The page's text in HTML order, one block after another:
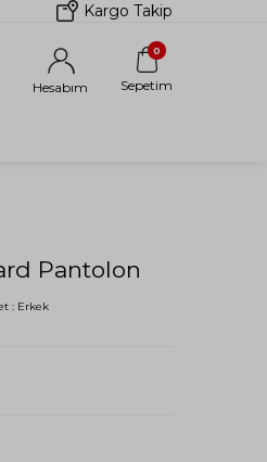
Kargo Takip
Hesabım
0
Sepetim
Pantolon
: Erkek